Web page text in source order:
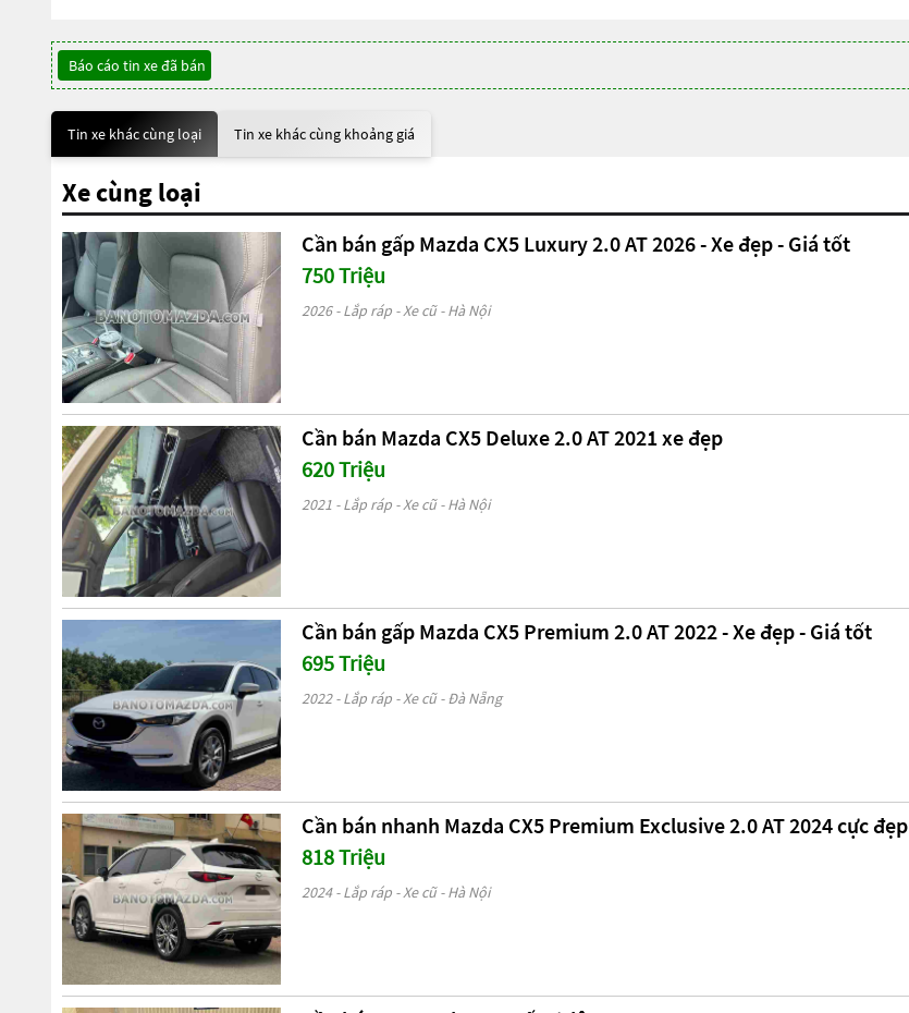
Báo cáo tin xe đã bán
Tin xe khác cùng loại Tin xe khác cùng khoảng giá
Xe cùng loại
Cần bán gấp Mazda CX5 Luxury 2.0 AT 2026 - Xe đẹp - Giá tốt
750 Triệu
2026 - Lắp ráp - Xe cũ - Hà Nội
Cần bán Mazda CX5 Deluxe 2.0 AT 2021 xe đẹp
620 Triệu
2021 - Lắp ráp - Xe cũ - Hà Nội
Cần bán gấp Mazda CX5 Premium 2.0 AT 2022 - Xe đẹp - Giá tốt
695 Triệu
2022 - Lắp ráp - Xe cũ - Đà Nẵng
Cần bán nhanh Mazda CX5 Premium Exclusive 2.0 AT 2024 cực đẹp
818 Triệu
2024 - Lắp ráp - Xe cũ - Hà Nội